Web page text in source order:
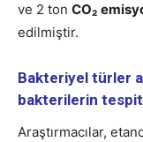
ve 2 ton CO₂
edilmiştir.
Bakteriyel türler
bakterilerin
Araştırmacılar,